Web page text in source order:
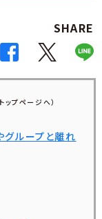
SHARE
ップページへ）
グループと離れ